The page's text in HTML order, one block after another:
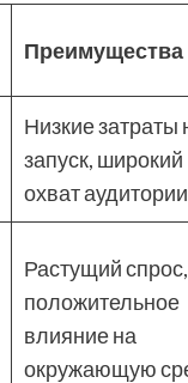
Преимущества
Низкие затраты
запуск, широкий
охват аудитории
Растущий спрос,
положительное
влияние на
окружающую